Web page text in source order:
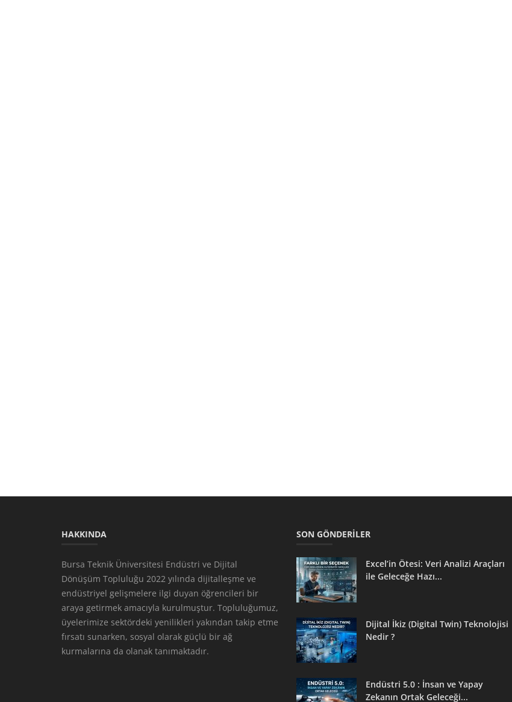
HAKKINDA
Bursa Teknik Üniversitesi Endüstri ve Dijital
Dönüşüm Topluluğu 2022 yılında dijitalleşme ve
endüstriyel gelişmelere ilgi duyan öğrencileri bir
araya getirmek amacıyla kurulmuştur. Topluluğumuz,
üyelerimize sektördeki yenilikleri yakından takip etme
fırsatı sunarken, sosyal olarak güçlü bir ağ
kurmalarına da olanak tanımaktadır.
SON GÖNDERILER
Excel’in Ötesi: Veri Analizi Araçları
ile Geleceğe Hazı...
Dijital İkiz (Digital Twin) Teknolojisi
Nedir ?
Endüstri 5.0 : İnsan ve Yapay
Zekanın Ortak Geleceği...